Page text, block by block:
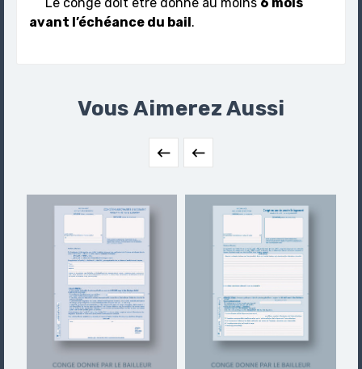
avant l’échéance du bail.
Vous Aimerez Aussi
 